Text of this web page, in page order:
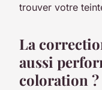
trouver votre
La
aussi
coloration ?